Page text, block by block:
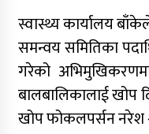
स्वास्थ्य कार्यालय
समन्वय समितिका
गरेको
बालबालिकालाई खोप
खोप फोकलपर्सन नरेश